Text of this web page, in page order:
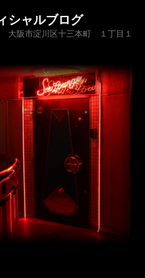
シャルブログ
大阪市淀川区十三本町 １丁目１